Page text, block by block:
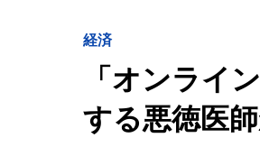
経済
「オンライ
する悪徳医